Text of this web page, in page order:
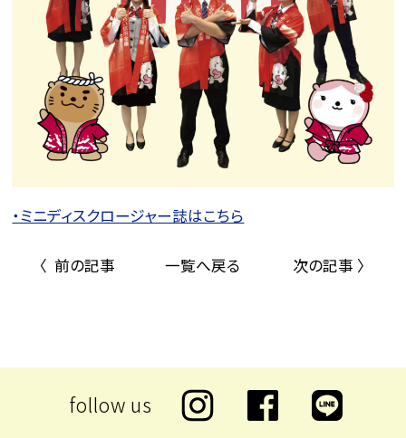
・ミニディスクロージャー誌はこちら
〈 前の記事 一覧へ戻る 次の記事 〉